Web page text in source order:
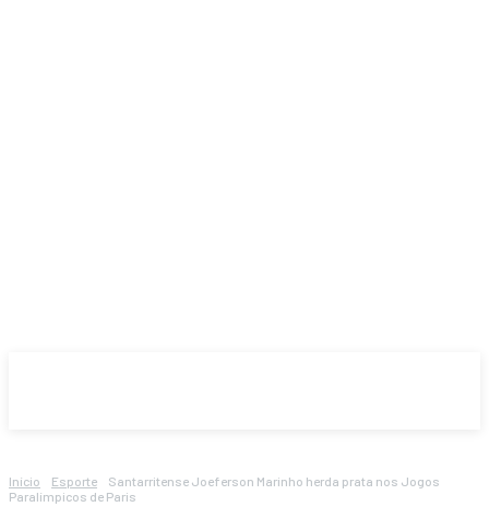
Início Esporte
Santarritense Joeferson Marinho herda prata nos Jogos
Paralímpicos de Paris